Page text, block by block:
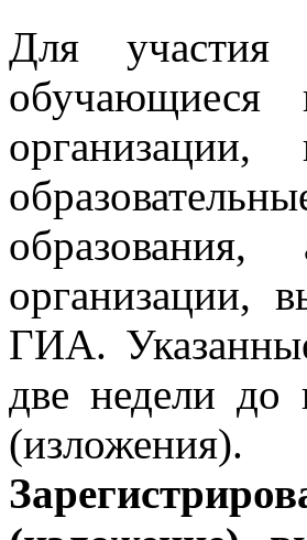
Для участия
обучающиеся
организации,
ГИА.
две недели до
(изложения).